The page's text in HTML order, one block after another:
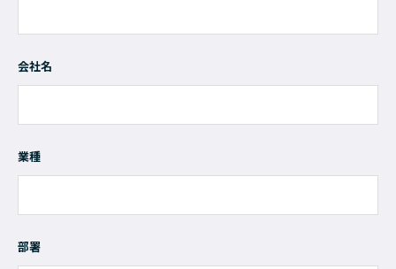
会社名
業種
部署